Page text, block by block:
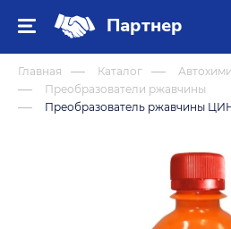
Партнер
Главная Каталог
Преобразователи ржавчины
Преобразователь ржавчины